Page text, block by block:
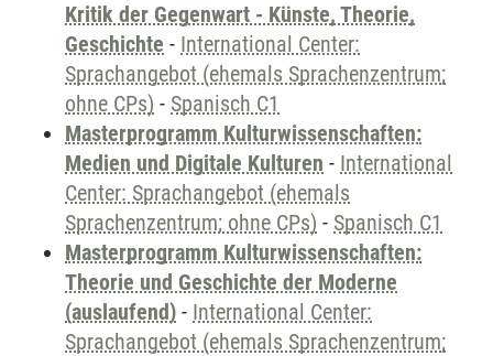
Kritik der Gegenwart - Künste, Theorie,
Geschichte - International Center:
Sprachangebot (ehemals Sprachenzentrum;
ohne CPs) - Spanisch C1
Masterprogramm Kulturwissenschaften:
Medien und Digitale Kulturen - International
Center: Sprachangebot (ehemals
Sprachenzentrum; ohne CPs) - Spanisch C1
Masterprogramm Kulturwissenschaften:
Theorie und Geschichte der Moderne
(auslaufend) - International Center:
Sprachangebot (ehemals Sprachenzentrum;